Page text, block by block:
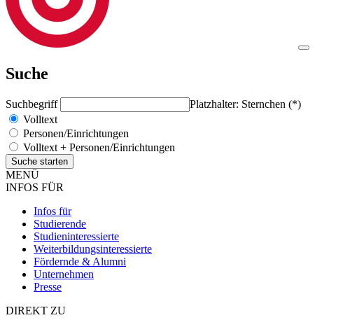
Suche
Suchbegriff
Platzhalter: Sternchen (*)
Volltext
Personen/Einrichtungen
Volltext + Personen/Einrichtungen
MENÜ
INFOS FÜR
Infos für
Studierende
Studieninteressierte
Weiterbildungsinteressierte
Fördernde & Alumni
Unternehmen
Presse
DIREKT ZU